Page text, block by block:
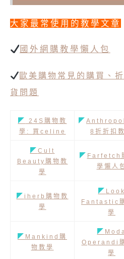
大家最常使用的教學文章
國外網購教學懶人包
歐美購物常見的購買、
貨問題
◤
24S購物教
學: 買celine
◤
8折折扣
◤ Cult
Beauty購物教
學
◤ Farfetch
學懶人
◤ iherb購物教
學
◤ Look
Fantastic
學
◤ Mankind購
物教學
◤
Operandi
學